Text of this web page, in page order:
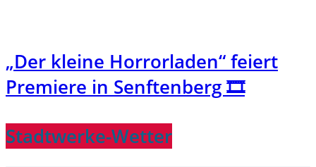
„Der kleine Horrorladen“ feiert
Premiere in Senftenberg 🎞️
Stadtwerke-Wetter